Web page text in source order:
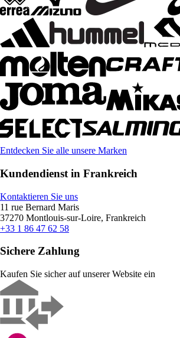
Entdecken Sie alle unsere Marken
Kundendienst in Frankreich
Kontaktieren Sie uns
11 rue Bernard Maris
37270 Montlouis-sur-Loire, Frankreich
+33 1 86 47 62 58
Sichere Zahlung
Kaufen Sie sicher auf unserer Website ein